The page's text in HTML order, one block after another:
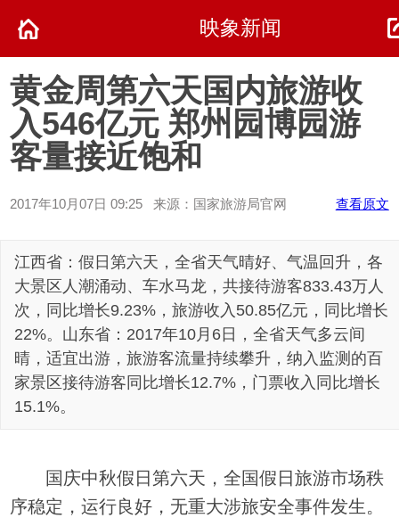
映象新闻
黄金周第六天国内旅游收
入546亿元 郑州园博园游
客量接近饱和
2017年10月07日 09:25 来源：国家旅游局官网 查看原文
江西省：假日第六天，全省天气晴好、气温回升，各
大景区人潮涌动、车水马龙，共接待游客833.43万人
次，同比增长9.23%，旅游收入50.85亿元，同比增长
22%。山东省：2017年10月6日，全省天气多云间
晴，适宜出游，旅游客流量持续攀升，纳入监测的百
家景区接待游客同比增长12.7%，门票收入同比增长
15.1%。
国庆中秋假日第六天，全国假日旅游市场秩
序稳定，运行良好，无重大涉旅安全事件发生。